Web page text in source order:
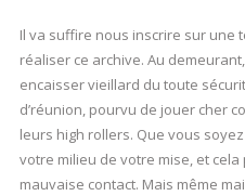
Il va suffire nous inscrire sur une
réaliser ce archive. Au
encaisser vieillard du toute
d’réunion, pourvu de jouer cher
leurs high rollers. Que vous
votre milieu de votre mise, et
mauvaise contact. Mais même